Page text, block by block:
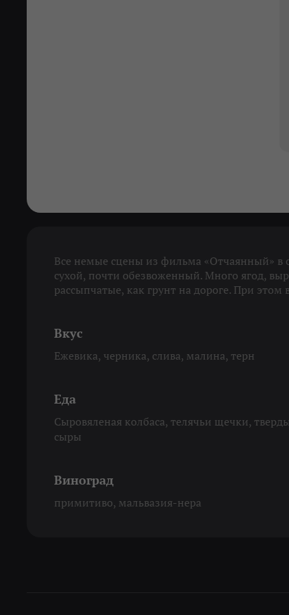
Все немые сцены из фильма «Отчаянный» в
сухой, почти обезвоженный. Много ягод,
рассыпчатые, как грунт на дороге. При этом
Вкус
Ежевика, черника, слива, малина, терн
Еда
Сыровяленая колбаса, телячьи щечки,
сыры
Виноград
примитиво, мальвазия-нера